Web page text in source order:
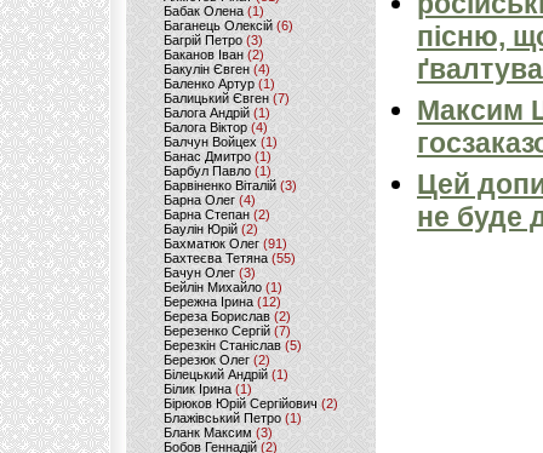
Бабак Олена(1)
Баганець Олексій(6)
Багрій Петро (3)
Баканов Іван(2)
Бакулін Євген (4)
Баленко Артур(1)
Балицький Євген(7)
Балога Андрій (1)
Балога Віктор (4)
Балчун Войцех (1)
Банас Дмитро (1)
Барбул Павло(1)
Барвіненко Віталій(3)
Барна Олег (4)
Барна Степан (2)
Баулін Юрій (2)
Бахматюк Олег (91)
Бахтеєва Тетяна(55)
Бачун Олег (3)
Бейлін Михайло (1)
Бережна Ірина(12)
Береза Борислав(2)
Березенко Сергій (7)
Березкін Станіслав (5)
Березюк Олег(2)
Білецький Андрій (1)
Білик Ірина (1)
Бірюков Юрій Сергійович (2)
Блажівський Петро (1)
Бланк Максим(3)
Бобов Геннадій (2)
пісню,
Максим
Цей
не буде